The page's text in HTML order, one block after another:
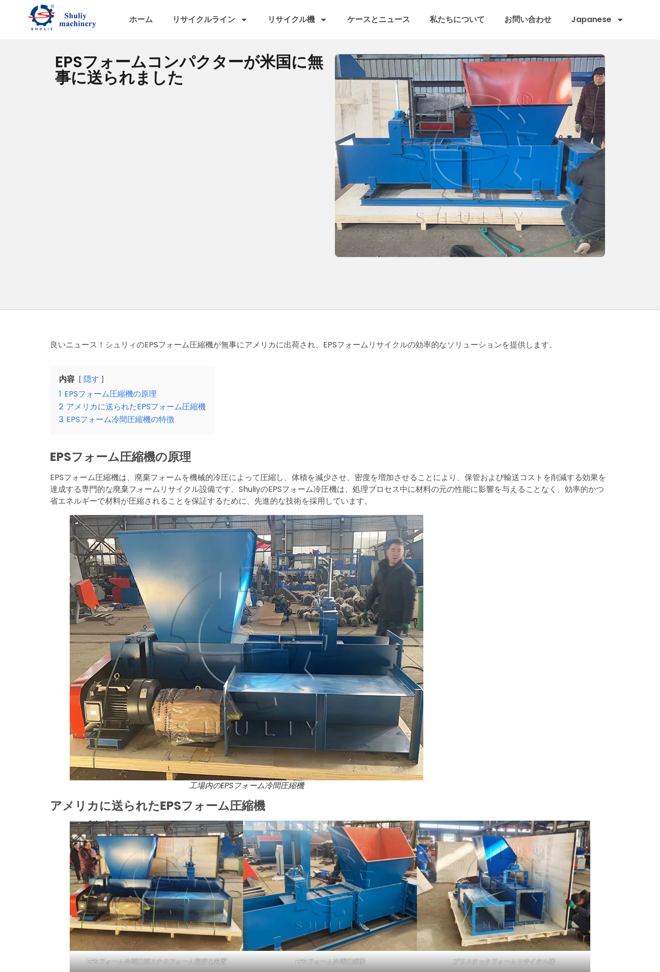
ホーム リサイクルライン リサイクル機 ケースとニュース 私たちについて お問い合わせ Japanese
EPSフォームコンパクターが米国に無
事に送られました
良いニュース！シュリィのEPSフォーム圧縮機が無事にアメリカに出荷され、EPSフォームリサイクルの効率的なソリューションを提供します。
内容
隠す
1 EPSフォーム圧縮機の原理
2 アメリカに送られたEPSフォーム圧縮機
3 EPSフォーム冷間圧縮機の特徴
EPSフォーム圧縮機の原理
EPSフォーム圧縮機は、廃棄フォームを機械的冷圧によって圧縮し、体積を減少させ、密度を増加させることにより、保管および輸送コストを削減する効果を
達成する専門的な廃棄フォームリサイクル設備です。ShuliyのEPSフォーム冷圧機は、処理プロセス中に材料の元の性能に影響を与えることなく、効率的かつ
省エネルギーで材料が圧縮されることを保証するために、先進的な技術を採用しています。
工場内のEPSフォーム冷間圧縮機
アメリカに送られたEPSフォーム圧縮機
EPSフォーム冷間圧縮スチロフォーム密度化装置 EPSフォーム冷間圧縮機 プラスチックフォームリサイクル機